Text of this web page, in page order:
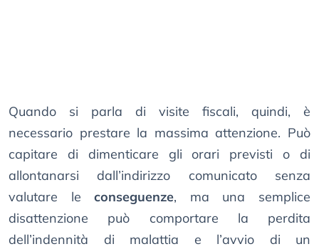
Quando si parla di visite fiscali, quindi, è
necessario prestare la massima attenzione. Può
capitare di dimenticare gli orari previsti o di
allontanarsi dall’indirizzo comunicato senza
valutare leconseguenze, ma una semplice
disattenzione può comportare la perdita
dell’indennità di malattia e l’avvio di un